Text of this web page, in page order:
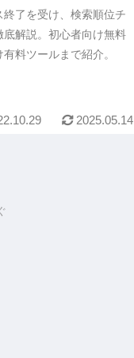
了を受け、検索順位チ
底解説。初心者向け無料
料ツールまで紹介。
2025.05.14